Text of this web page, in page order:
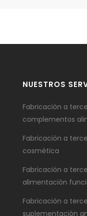
NUESTROS
Fabricación a
complementos
Fabricación a
cosmética
Fabricación a
alimentación
Fabricación a
suplementación